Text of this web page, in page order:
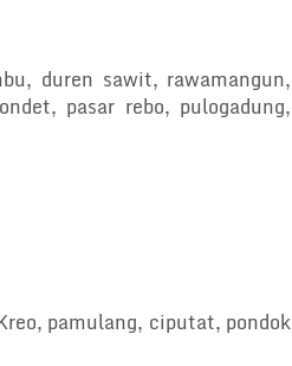
duren sawit, rawamangun,
pasar rebo, pulogadung,
pamulang, ciputat, pondok